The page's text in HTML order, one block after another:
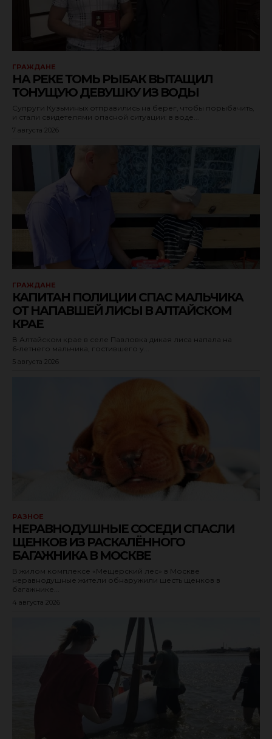
ГРАЖДАНЕ
НА РЕКЕ ТОМЬ РЫБАК ВЫТАЩИЛ
ТОНУЩУЮ ДЕВУШКУ ИЗ ВОДЫ
Супруги Кузьминых отправились на берег, чтобы порыбачить,
и стали свидетелями опасной ситуации: в воде...
7 августа 2026
ГРАЖДАНЕ
КАПИТАН ПОЛИЦИИ СПАС МАЛЬЧИКА
ОТ НАПАВШЕЙ ЛИСЫ В АЛТАЙСКОМ
КРАЕ
В Алтайском крае в селе Павловка дикая лиса напала на
6‑летнего мальчика, гостившего у...
5 августа 2026
РАЗНОЕ
НЕРАВНОДУШНЫЕ СОСЕДИ СПАСЛИ
ЩЕНКОВ ИЗ РАСКАЛЁННОГО
БАГАЖНИКА В МОСКВЕ
В жилом комплексе «Мещерский лес» в Москве
неравнодушные жители обнаружили шесть щенков в
багажнике...
4 августа 2026